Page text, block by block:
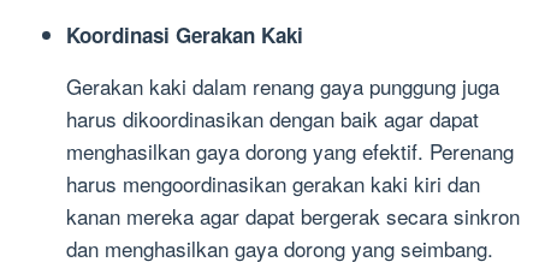
Koordinasi Gerakan Kaki
Gerakan kaki dalam renang gaya punggung juga
harus dikoordinasikan dengan baik agar dapat
menghasilkan gaya dorong yang efektif. Perenang
harus mengoordinasikan gerakan kaki kiri dan
kanan mereka agar dapat bergerak secara sinkron
dan menghasilkan gaya dorong yang seimbang.